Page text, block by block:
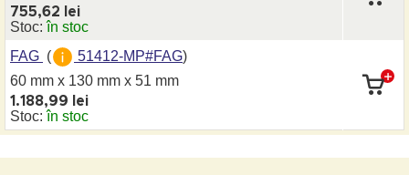
755,62 lei
Stoc:în stoc
FAG ( 51412-MP#FAG)
60 mm x 130 mm x 51 mm
1.188,99 lei
Stoc:în stoc